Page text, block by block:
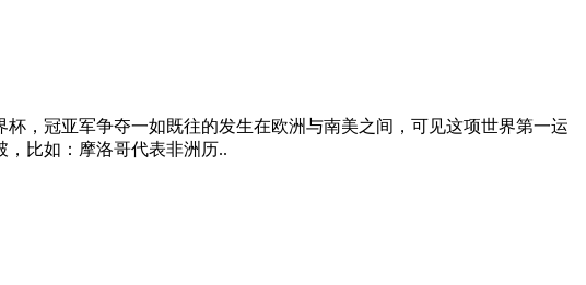
，冠亚军争夺一如既往的发生在欧洲与南美之间，可见这项世界第一运
比如：摩洛哥代表非洲历..